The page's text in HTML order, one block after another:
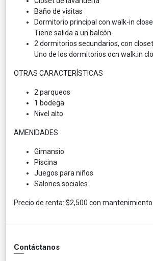
Baño de visitas
Dormitorio principal con walk-in
Tiene salida a un balcón.
2 dormitorios secundarios, con
Uno de los dormitorios ocn walk.in
OTRAS CARACTERÍSTICAS
2 parqueos
1 bodega
Nivel alto
AMENIDADES
Gimansio
Piscina
Juegos para niños
Salones sociales
Precio de renta: $2,500 con mantenimiento
Contáctanos